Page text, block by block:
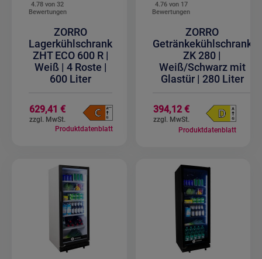
4.78 von32
Bewertungen
ZORRO
Lagerkühlschrank
ZHT ECO 600 R |
Weiß | 4 Roste |
600 Liter
629,41 €
Produktdatenblatt
4.76 von 17
Bewertungen
ZORRO
Getränkekühlschrank
ZK 280 |
Weiß/Schwarz mit
Glastür | 280 Liter
394,12 €
Produktdatenblatt